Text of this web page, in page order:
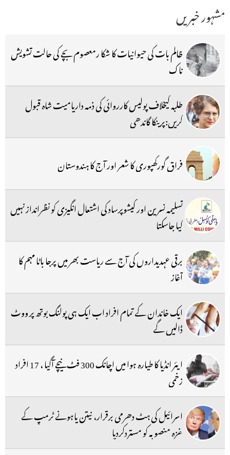
مشہور خبریں
ظالم بات کی حیوانیات کا شکا رمعصوم بچے کی حالت تشویش
ناک
طلبہ کیخلاف پولیس کارروائی کی ذمہ داریامیت شاہ قبول
کریں:پرینکا گاندھی
فراق گورکھپوری کا شعر اور آج کا ہندوستان
تسلیمہ نسرین اور کیشوپرساد کی اشتعال انگیزی کو نظرانداز نہیں
کیا جاسکتا
برقی عہدیداروں کی آج سے ریاست بھر میں پرجا باٹا مہم کا
آغاز
ایک خاندان کے تمام افراد اب ایک ہی پولنگ بوتھ پر ووٹ
ڈالیں گے
ایئر انڈیا کا طیارہ ہوا میں اچانک 300 فٹ نیچے آگیا ، 17 افراد
زخمی
اسرائیل کی ہٹ دھرمی برقرار، نیتن یاہونے ٹرمپ کے
غزہ منصوبہ کو مستردکردیا